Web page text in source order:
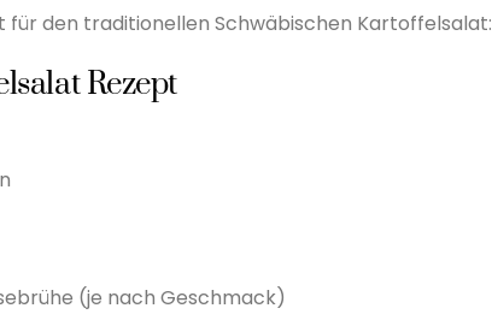
für den traditionellen Schwäbischen Kartoffelsalat:
Rezept
(je nach Geschmack)